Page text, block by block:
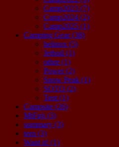
Camp2023 (7)
Camp2024 (2)
Camp2025 (1)
Camping Gear(38)
helinox (5)
Jetboil (1)
othre (1)
Power(2)
Snow Peak (1)
SOTO (2)
Tent (1)
Campsite (26)
MtFuji (3)
summary (3)
tern (3)
Want it! (1)